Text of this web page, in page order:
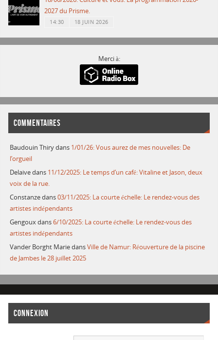
2027 du Prisme.
14:30 18 JUIN 2026
Merci à:
COMMENTAIRES
Baudouin Thirydans 1/01/26: Vous aurez de mes nouvelles: De
l’orgueil
Delaivedans 11/12/2025: Le temps d’un café: Vitaline et Jason, deux
voix de la rue.
Constanzedans03/11/2025: La courte échelle: Le rendez-vous des
artistes indépendants
Gengouxdans6/10/2025: La courte échelle: Le rendez-vous des
artistes indépendants
Vander Borght MariedansVille de Namur: Réouverture de la piscine
de Jambes le 28 juillet 2025
CONNEXION